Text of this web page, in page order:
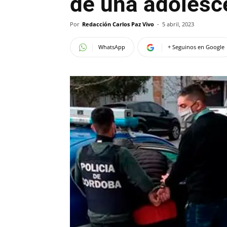
Por Redacción Carlos Paz Vivo - 5 abril, 2023
WhatsApp + Seguinos en Google